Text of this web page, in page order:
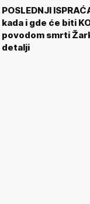
POSLEDNJI
kada i gde će biti
povodom smrti
detalji